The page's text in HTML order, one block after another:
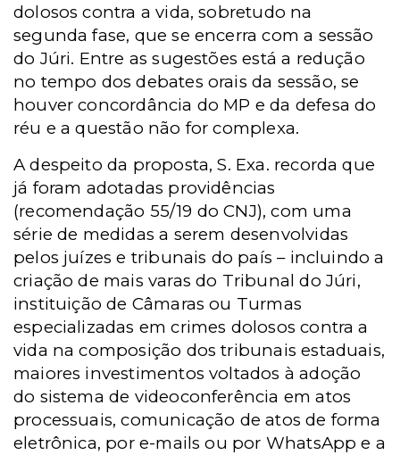
dolosos contra a vida, sobretudo na
segunda fase, que se encerra com a sessão
do Júri. Entre as sugestões está a redução
no tempo dos debates orais da sessão, se
houver concordância do MP e da defesa do
réu e a questão não for complexa.
A despeito da proposta, S. Exa. recorda que
já foram adotadas providências
(recomendação 55/19 do CNJ), com uma
série de medidas a serem desenvolvidas
pelos juízes e tribunais do país – incluindo a
criação de mais varas do Tribunal do Júri,
instituição de Câmaras ou Turmas
especializadas em crimes dolosos contra a
vida na composição dos tribunais estaduais,
maiores investimentos voltados à adoção
do sistema de videoconferência em atos
processuais, comunicação de atos de forma
eletrônica, por e-mails ou por WhatsApp e a